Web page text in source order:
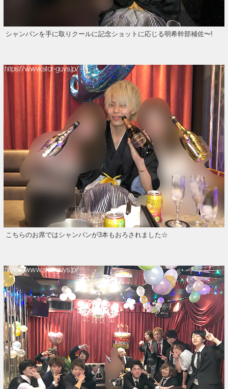
シャンパンを手に取りクールに記念ショットに応じる明希幹部補佐〜!
こちらのお席ではシャンパンが3本もおろされました☆